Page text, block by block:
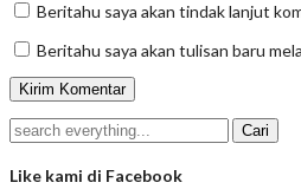
Beritahu saya akan tindak lanjut
Beritahu saya akan tulisan baru
Like kami di Facebook